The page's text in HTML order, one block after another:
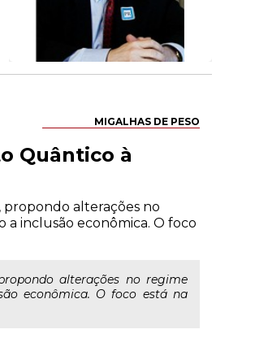
MIGALHAS DE PESO
Quântico à
propondo alterações no
inclusão econômica. O foco
alterações no regime
econômica. O foco está na